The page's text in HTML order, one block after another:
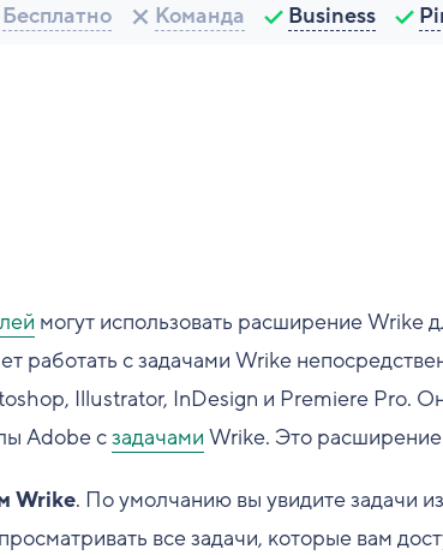
Бесплатно Команда Business
могут использовать расширение Wrike
работать с задачами Wrike
Illustrator, InDesign и Premiere Pro.
Adobe сзадачами Wrike. Это
Wrike. По умолчанию вы увидите задачи
все задачи, которые вам